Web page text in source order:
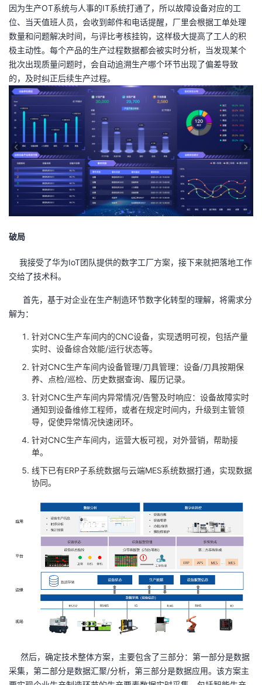
因为生产OT系统与人事的IT系统打通了，所以故障设备对应的工
位、当天值班人员，会收到邮件和电话提醒，厂里会根据工单处理
数量和问题解决时间，与评比考核挂钩，这样极大提高了工人的积
极主动性。 每个产品的生产过程数据都会被实时分析，当发现某个
批次出现质量问题时，会自动追溯生产哪个环节出现了偏差导致
的，及时纠正后续生产过程。
破局
我接受了华为IoT团队提供的数字工厂方案，接下来就把落地工作
交给了技术科。
首先，基于对企业在生产制造环节数字化转型的理解，将需求分
解为：
针对CNC生产车间内的CNC设备，实现透明可视，包括产量
实时、设备综合效能/运行状态等。
针对CNC生产车间内设备管理/刀具管理：设备/刀具按期保
养、点检/巡检、历史数据查询、履历记录。
针对CNC生产车间内异常情况/告警及时响应：设备故障实时
通知到设备维修工程师，或者在规定时间内，升级到主管领
导，促使异常情况快速闭环。
针对CNC生产车间内，运营大板可视，对外营销，帮助接
单。
线下已有ERP子系统数据与云端MES系统数据打通，实现数据
协同。
然后，确定技术整体方案，主要包含了三部分：第一部分是数据
采集，第二部分是数据汇聚/分析，第三部分是数据应用。该方案主